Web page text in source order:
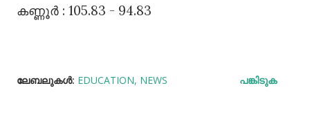
കണ്ണൂർ : 105.83 - 94.83
ലേബലുകള്‍: EDUCATION NEWS പങ്കിടുക